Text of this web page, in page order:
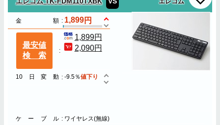
金額 1,899
最安値
検索
1,899円
2,090円
10日変動 -9.5％値下り
ケーブル
ワイヤレス(無線)